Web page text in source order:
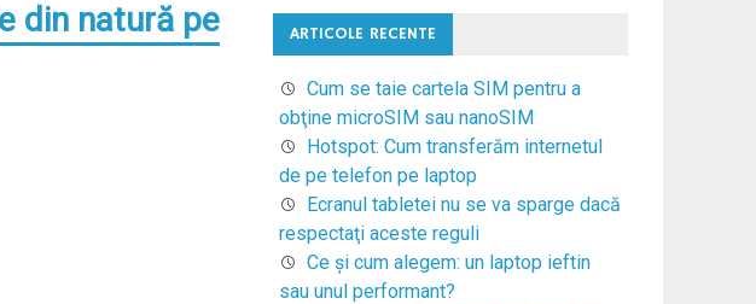
din natură pe
ARTICOLE RECENTE
Cum se taie cartela SIM pentru a
obţine microSIM sau nanoSIM
Hotspot: Cum transferăm internetul
de pe telefon pe laptop
Ecranul tabletei nu se va sparge dacă
respectaţi aceste reguli
Ce şi cum alegem: un laptop ieftin
sau unul performant?